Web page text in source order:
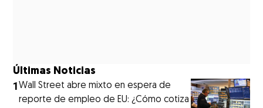
Últimas Noticias
1Wall Street abre mixto en espera de
reporte de empleo de EU: ¿Cómo cotiza